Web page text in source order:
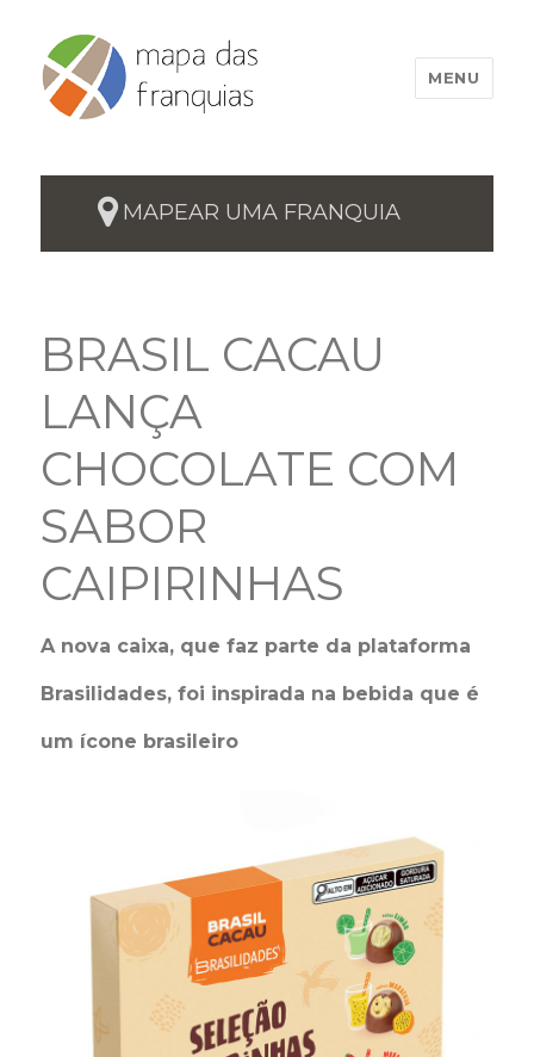
MENU
MAPEAR UMA FRANQUIA
BRASIL CACAU
LANÇA
CHOCOLATE COM
SABOR
CAIPIRINHAS
A nova caixa, que faz parte da plataforma
Brasilidades, foi inspirada na bebida que é
um ícone brasileiro